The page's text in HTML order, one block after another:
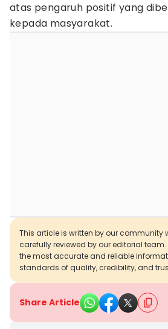
atas pengaruh positif yang
kepada masyarakat.
This article is written by our community
carefully reviewed by our editorial team.
the most accurate and reliable
standards of quality, credibility, and
Share Article